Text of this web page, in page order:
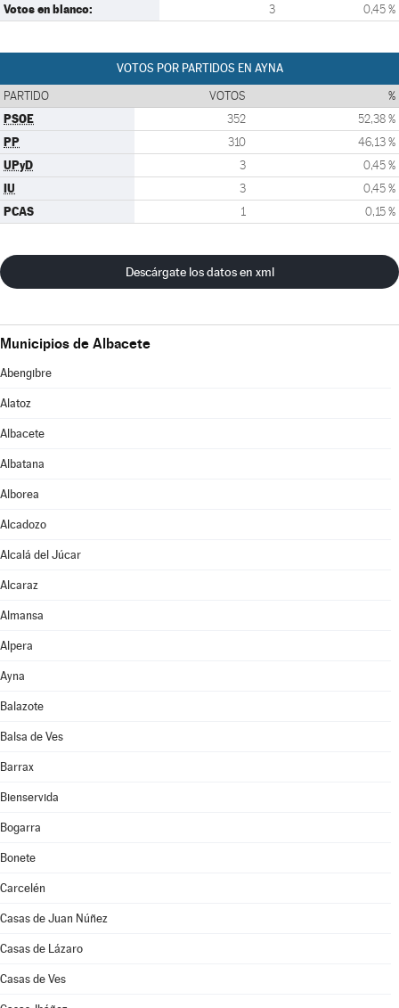
Votos en blanco: 3 0,45 %
VOTOS POR PARTIDOS EN AYNA
PARTIDO VOTOS %
PSOE 352 52,38 %
PP 310 46,13 %
UPyD 3 0,45 %
IU 3 0,45 %
PCAS 1 0,15 %
Descárgate los datos en xml
Municipios de Albacete
Abengibre
Alatoz
Albacete
Albatana
Alborea
Alcadozo
Alcalá del Júcar
Alcaraz
Almansa
Alpera
Ayna
Balazote
Balsa de Ves
Barrax
Bienservida
Bogarra
Bonete
Carcelén
Casas de Juan Núñez
Casas de Lázaro
Casas de Ves